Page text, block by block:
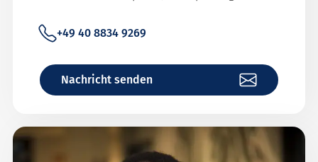
+49 40 8834 9269
Nachricht senden